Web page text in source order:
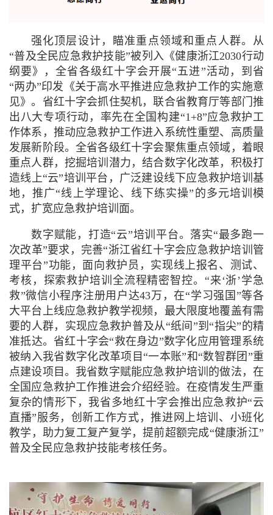
强化顶层设计，瞄准重点领域和重点人群。 从
“普及全民应急救护技能”被列入《健康浙江2030行动
纲要》，全省各级红十字会开展“五进”活动，到省
“两办”印发《关于高水平推进应急救护工作的实施意
见》。 省红十字会抓住契机，联合省教育厅等部门推
出八大专项行动，率先在全国构建“1+8”应急救护工
作体系，推动应急救护工作进入系统性重塑、高质量
发展新阶段。全省各级红十字会聚焦重点领域，着眼
重点人群，挖掘培训潜力，结合数字化改革，积极打
造线上“云”培训平台，广泛建设线下应急救护培训基
地，推广“线上学理论、线下练实操”的多元培训模
式，扩宽应急救护培训面。
数字赋能，打造“云”培训平台。 落实“最多跑一
次改革”要求，完善“浙江省红十字会应急救护培训管
理平台”功能，面向救护员，实现线上报名、测试、
考核，探索救护培训全流程精密智控。 “来‘浙’学急
救”微信小程序注册用户达43万，在“学习强国”等各
大平台上线应急救护教学视频，最大限度地覆盖有需
要的人群，实现应急救护普及从“纸间”到“指尖”的精
准抵达。省红十字会“救在身边”数字化应用管理系统
被纳入我省数字化改革项目“一本账”和“数智群团”重
点建设项目。我省数字赋能应急救护培训的做法，在
全国应急救护工作推进会介绍经验。 在疫情发生严重
复杂的情形下，我省多地红十字会推出应急救护“云
直播”服务，创新工作方式，推进网上培训、小班化
教学，助力复工复产复学，提前超额完成“健康浙江”
普及全民应急救护技能考核任务。